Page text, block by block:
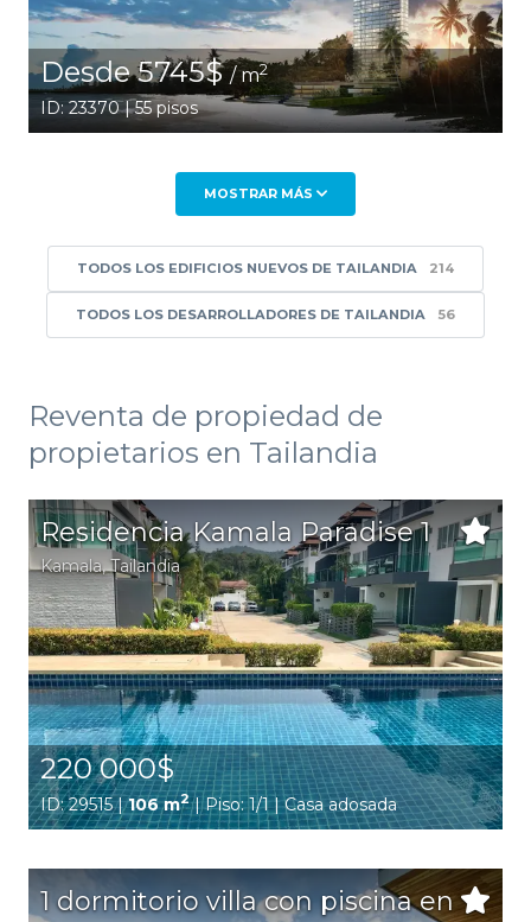
Desde 5745$/ m2
ID: 23370 | 55 pisos
MOSTRAR MÁS
TODOS LOS EDIFICIOS NUEVOS DE TAILANDIA 214
TODOS LOS DESARROLLADORES DE TAILANDIA 56
Reventa de propiedad de
propietarios en Tailandia
Residencia Kamala Paradise 1
Kamala,Tailandia
220 000$
ID: 29515 |106 m2| Piso: 1/1 | Casa adosada
1 dormitorio villa con piscina en